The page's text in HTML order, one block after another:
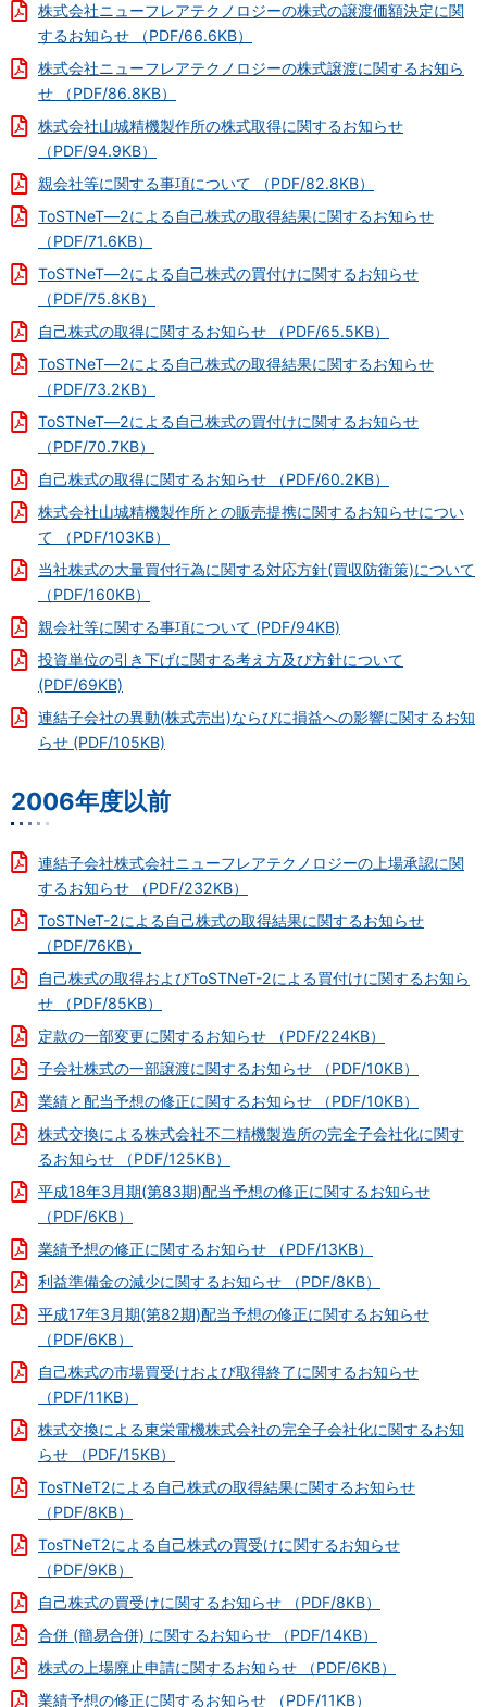
株式会社ニューフレアテクノロジーの株式の譲渡価額決定に関
するお知らせ （PDF/66.6KB）
株式会社ニューフレアテクノロジーの株式譲渡に関するお知ら
せ （PDF/86.8KB）
株式会社山城精機製作所の株式取得に関するお知らせ
（PDF/94.9KB）
親会社等に関する事項について （PDF/82.8KB）
ToSTNeT―2による自己株式の取得結果に関するお知らせ
（PDF/71.6KB）
ToSTNeT―2による自己株式の買付けに関するお知らせ
（PDF/75.8KB）
自己株式の取得に関するお知らせ （PDF/65.5KB）
ToSTNeT―2による自己株式の取得結果に関するお知らせ
（PDF/73.2KB）
ToSTNeT―2による自己株式の買付けに関するお知らせ
（PDF/70.7KB）
自己株式の取得に関するお知らせ （PDF/60.2KB）
株式会社山城精機製作所との販売提携に関するお知らせについ
て （PDF/103KB）
当社株式の大量買付行為に関する対応方針(買収防衛策)について
（PDF/160KB）
親会社等に関する事項について (PDF/94KB)
投資単位の引き下げに関する考え方及び方針について
(PDF/69KB)
連結子会社の異動(株式売出)ならびに損益への影響に関するお知
らせ (PDF/105KB)
2006年度以前
連結子会社株式会社ニューフレアテクノロジーの上場承認に関
するお知らせ （PDF/232KB）
ToSTNeT-2による自己株式の取得結果に関するお知らせ
（PDF/76KB）
自己株式の取得およびToSTNeT-2による買付けに関するお知ら
せ （PDF/85KB）
定款の一部変更に関するお知らせ （PDF/224KB）
子会社株式の一部譲渡に関するお知らせ （PDF/10KB）
業績と配当予想の修正に関するお知らせ （PDF/10KB）
株式交換による株式会社不二精機製造所の完全子会社化に関す
るお知らせ （PDF/125KB）
平成18年3月期(第83期)配当予想の修正に関するお知らせ
（PDF/6KB）
業績予想の修正に関するお知らせ （PDF/13KB）
利益準備金の減少に関するお知らせ （PDF/8KB）
平成17年3月期(第82期)配当予想の修正に関するお知らせ
（PDF/6KB）
自己株式の市場買受けおよび取得終了に関するお知らせ
（PDF/11KB）
株式交換による東栄電機株式会社の完全子会社化に関するお知
らせ （PDF/15KB）
TosTNeT2による自己株式の取得結果に関するお知らせ
（PDF/8KB）
TosTNeT2による自己株式の買受けに関するお知らせ
（PDF/9KB）
自己株式の買受けに関するお知らせ （PDF/8KB）
合併 (簡易合併) に関するお知らせ （PDF/14KB）
株式の上場廃止申請に関するお知らせ （PDF/6KB）
業績予想の修正に関するお知らせ （PDF/11KB）